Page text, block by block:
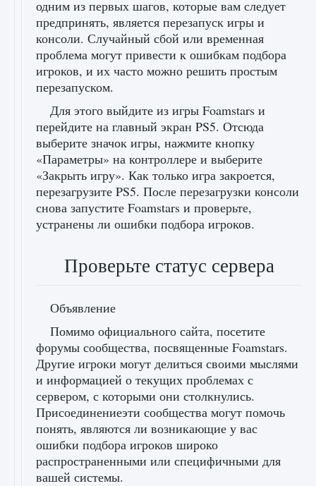
одним из первых шагов, которые вам следует
предпринять, является перезапуск игры и
консоли. Случайный сбой или временная
проблема могут привести к ошибкам подбора
игроков, и их часто можно решить простым
перезапуском.
Для этого выйдите из игры Foamstars и
перейдите на главный экран PS5. Отсюда
выберите значок игры, нажмите кнопку
«Параметры» на контроллере и выберите
«Закрыть игру». Как только игра закроется,
перезагрузите PS5. После перезагрузки консоли
снова запустите Foamstars и проверьте,
устранены ли ошибки подбора игроков.
Проверьте статус сервера
Объявление
Помимо официального сайта, посетите
форумы сообщества, посвященные Foamstars.
Другие игроки могут делиться своими мыслями
и информацией о текущих проблемах с
сервером, с которыми они столкнулись.
Присоединениеэти сообщества могут помочь
понять, являются ли возникающие у вас
ошибки подбора игроков широко
распространенными или специфичными для
вашей системы.